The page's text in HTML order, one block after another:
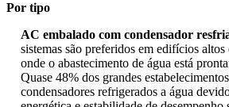
Por tipo
AC embalado com condensador
sistemas são preferidos em edifícios
onde o abastecimento de água está
Quase 48% dos grandes
condensadores refrigerados a água